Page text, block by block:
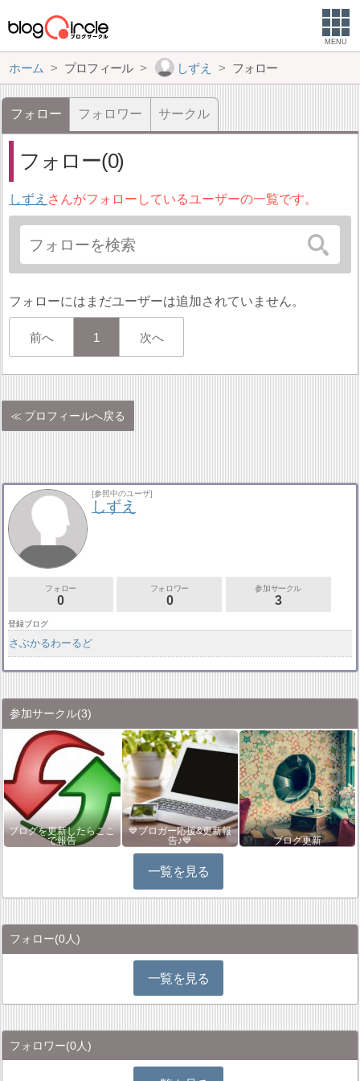
MENU
ホーム プロフィール しずえ フォロー
フォロー フォロワー サークル
フォロー(0)
しずえ さんがフォローしているユーザーの一覧です。
フォローにはまだユーザーは追加されていません。
前へ 1 次へ
プロフィールへ戻る
[参照中のユーザ]
しずえ
フォロー
0
フォロワー
0
参加サークル
3
登録ブログ
さぶかるわーるど
参加サークル(3)
ブログを更新したらここ
で報告
💙ブロガー応援&更新報
告♪💙
ブログ更新
一覧を見る
フォロー(0人)
一覧を見る
フォロワー(0人)